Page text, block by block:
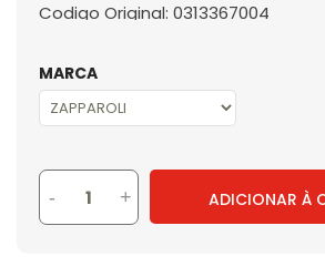
Codigo Original: 0313367004
MARCA
- + ADICIONAR À